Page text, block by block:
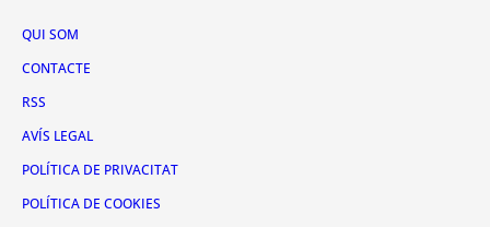
QUI SOM
CONTACTE
RSS
AVÍS LEGAL
POLÍTICA DE PRIVACITAT
POLÍTICA DE COOKIES